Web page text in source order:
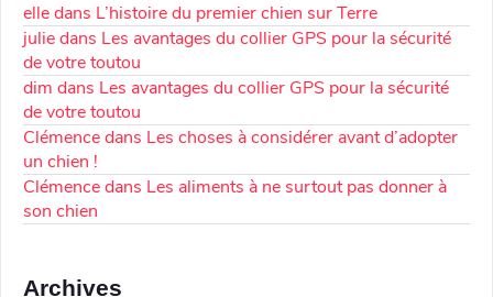
elledans L’histoire du premier chien sur Terre
juliedans Les avantages du collier GPS pour la sécurité
de votre toutou
dim dans Les avantages du collier GPS pour la sécurité
de votre toutou
Clémencedans Les choses à considérer avant d’adopter
un chien !
Clémencedans Les aliments à ne surtout pas donner à
son chien
Archives